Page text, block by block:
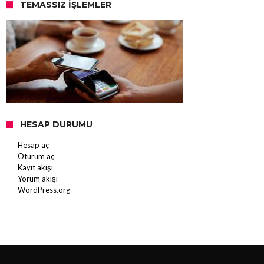
TEMASSIZ İŞLEMLER
HESAP DURUMU
Hesap aç
Oturum aç
Kayıt akışı
Yorum akışı
WordPress.org